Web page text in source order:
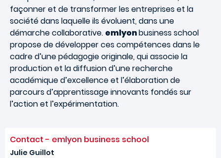
façonner et de transformer les entreprises et la
société dans laquelle ils évoluent, dans une
démarche collaborative. emlyonbusiness school
propose de développer ces compétences dans le
cadre d’une pédagogie originale, qui associe la
production et la diffusion d’une recherche
académique d’excellence et l’élaboration de
parcours d’apprentissage innovants fondés sur
l’action et l’expérimentation.
Contact - emlyon business school
Julie Guillot